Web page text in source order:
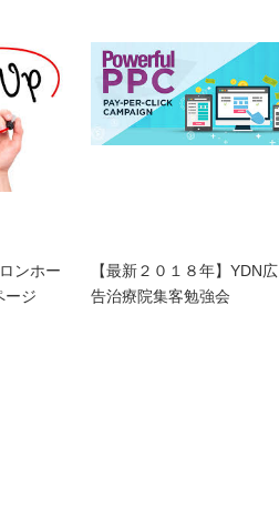
ンホー
ージ
【最新２０１８年】YDN広
告治療院集客勉強会